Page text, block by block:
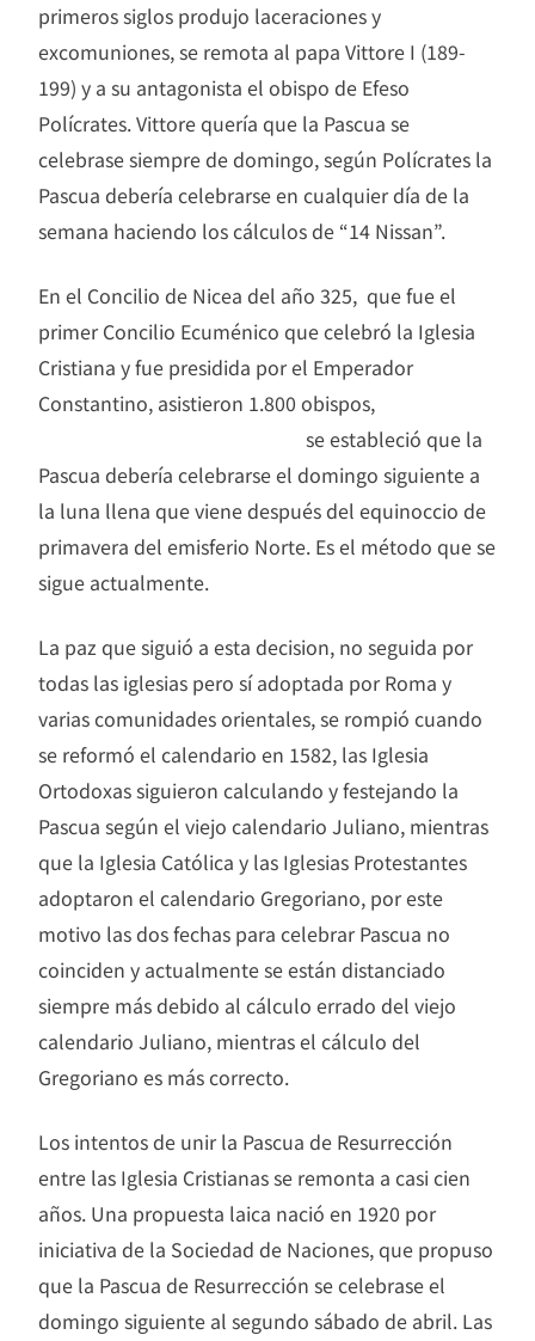
primeros siglos produjo laceraciones y
excomuniones, se remota al papa Vittore I (189-
199) y a su antagonista el obispo de Efeso
Polícrates. Vittore quería que la Pascua se
celebrase siempre de domingo, según Polícrates la
Pascua debería celebrarse en cualquier día de la
semana haciendo los cálculos de “14 Nissan”.
En el Concilio de Nicea del año 325, que fue el
primer Concilio Ecuménico que celebró la Iglesia
Cristiana y fue presidida por el Emperador
Constantino, asistieron 1.800 obispos,
se estableció que la
Pascua debería celebrarse el domingo siguiente a
la luna llena que viene después del equinoccio de
primavera del emisferio Norte. Es el método que se
sigue actualmente.
La paz que siguió a esta decision, no seguida por
todas las iglesias pero sí adoptada por Roma y
varias comunidades orientales, se rompió cuando
se reformó el calendario en 1582, las Iglesia
Ortodoxas siguieron calculando y festejando la
Pascua según el viejo calendario Juliano, mientras
que la Iglesia Católica y las Iglesias Protestantes
adoptaron el calendario Gregoriano, por este
motivo las dos fechas para celebrar Pascua no
coinciden y actualmente se están distanciado
siempre más debido al cálculo errado del viejo
calendario Juliano, mientras el cálculo del
Gregoriano es más correcto.
Los intentos de unir la Pascua de Resurrección
entre las Iglesia Cristianas se remonta a casi cien
años. Una propuesta laica nació en 1920 por
iniciativa de la Sociedad de Naciones, que propuso
que la Pascua de Resurrección se celebrase el
domingo siguiente al segundo sábado de abril. Las